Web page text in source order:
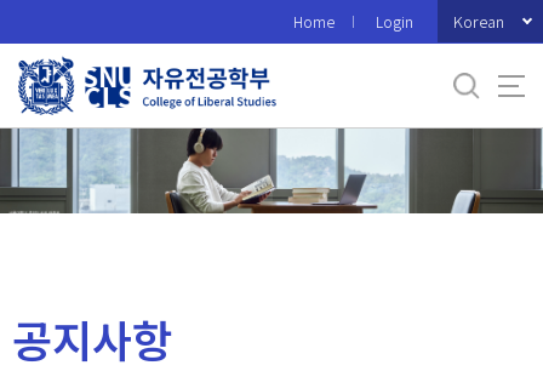
로
메
Home Login Korean
공지사항